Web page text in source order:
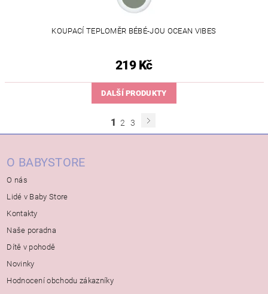
KOUPACÍ TEPLOMĚR BÉBÉ-JOU OCEAN VIBES
219 Kč
DALŠÍ PRODUKTY
1 2 3
O BABYSTORE
O nás
Lidé v Baby Store
Kontakty
Naše poradna
Dítě v pohodě
Novinky
Hodnocení obchodu zákazníky